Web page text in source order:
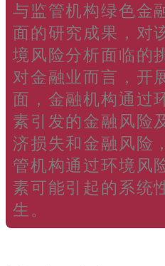
与监管机构绿色金
面的研究成果，对
境风险分析面临的
对金融业而言，开
面，金融机构通过
素引发的金融风险
济损失和金融风险
管机构通过环境风
素可能引起的系统
生。